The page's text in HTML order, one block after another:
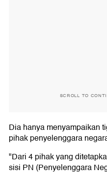
SCROLL TO
Dia hanya menyampaikan
pihak penyelenggara
"Dari 4 pihak yang
sisi PN (Penyelenggara